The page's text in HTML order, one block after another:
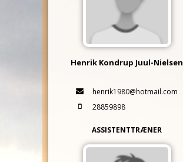
Henrik Kondrup Juul-Nielsen
henrik1980@hotmail.com
28859898
ASSISTENTTRÆNER